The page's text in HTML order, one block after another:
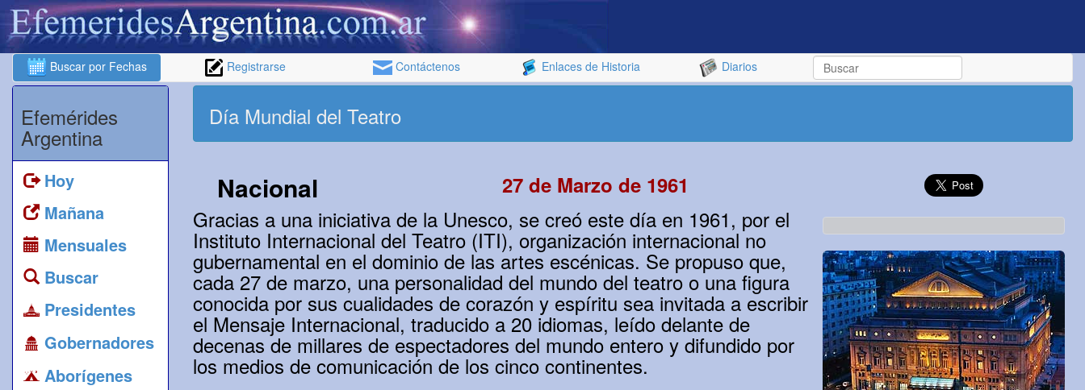
Buscar por Fechas Registrarse Contáctenos Enlaces de Historia Diarios
Efemérides
Argentina
Hoy
Mañana
Mensuales
Buscar
Presidentes
Gobernadores
Aborígenes
Día Mundial del Teatro
Nacional 27 de Marzo de 1961
Gracias a una iniciativa de la Unesco, se creó este día en 1961, por el
Instituto Internacional del Teatro (ITI), organización internacional no
gubernamental en el dominio de las artes escénicas. Se propuso que,
cada 27 de marzo, una personalidad del mundo del teatro o una figura
conocida por sus cualidades de corazón y espíritu sea invitada a escribir
el Mensaje Internacional, traducido a 20 idiomas, leído delante de
decenas de millares de espectadores del mundo entero y difundido por
los medios de comunicación de los cinco continentes.